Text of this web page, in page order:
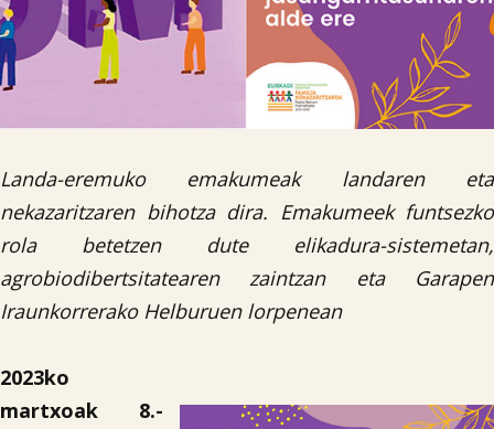
Landa-eremuko emakumeak landaren eta
nekazaritzaren bihotza dira. Emakumeek funtsezko
rola betetzen dute elikadura-sistemetan,
agrobiodibertsitatearen zaintzan eta Garapen
Iraunkorrerako Helburuen lorpenean
2023ko
martxoak 8.-